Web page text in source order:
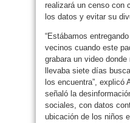
realizará un censo con
los datos y evitar su
“Estábamos
vecinos cuando este
grabara un video
llevaba siete días
los encuentra”, explicó
señaló la
sociales, con datos
ubicación de los niños